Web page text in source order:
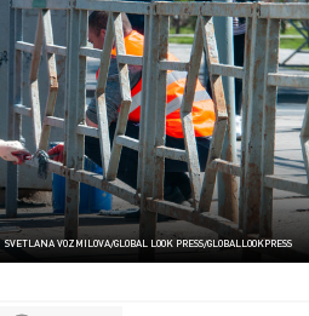
SVETLANA VOZMILOVA/GLOBAL LOOK PRESS/GLOBALLOOKPRESS